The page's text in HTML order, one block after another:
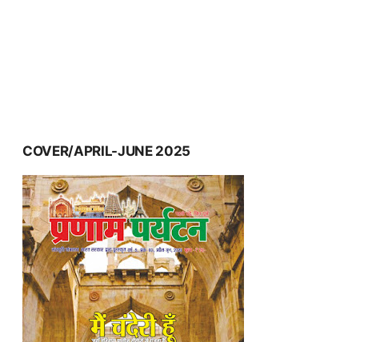
COVER/APRIL-JUNE 2025